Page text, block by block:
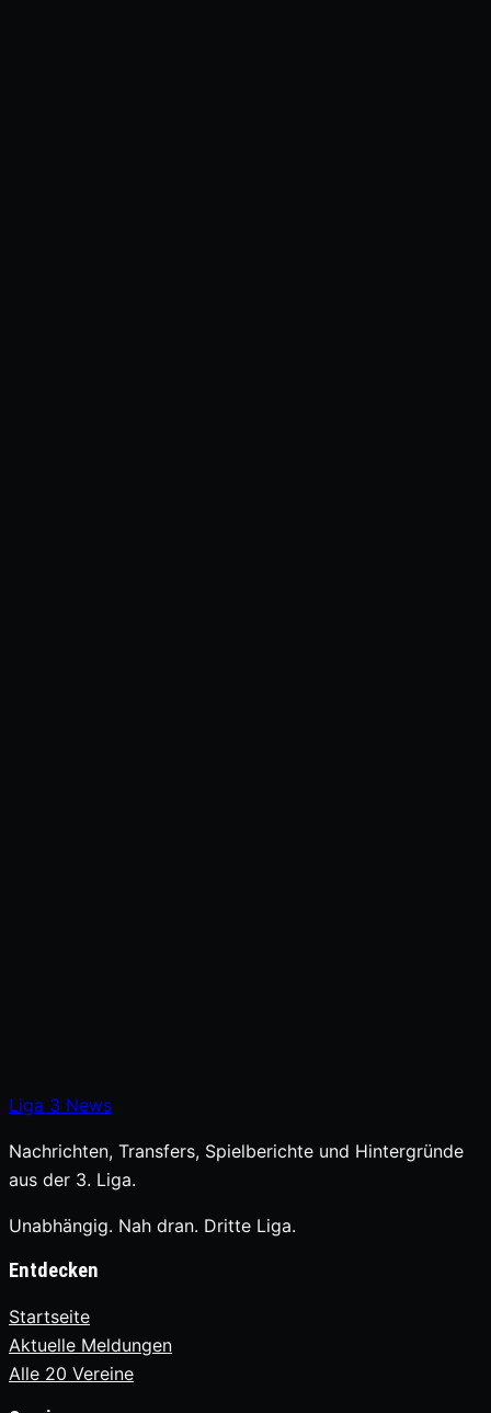
Liga 3 News
Nachrichten, Transfers, Spielberichte und Hintergründe
aus der 3. Liga.
Unabhängig. Nah dran. Dritte Liga.
Entdecken
Startseite
Aktuelle Meldungen
Alle 20 Vereine